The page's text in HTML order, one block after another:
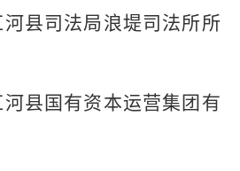
河县司法局浪堤司法所所
河县国有资本运营集团有